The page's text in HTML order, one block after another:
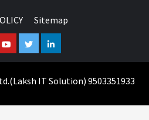
Sitemap
YoutubeTwitterLinkedin
(Laksh IT Solution) 9503351933